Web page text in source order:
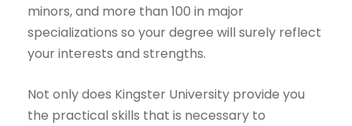
minors, and more than 100 in major
specializations so your degree will surely reflect
your interests and strengths.
Not only does Kingster University provide you
the practical skills that is necessary to